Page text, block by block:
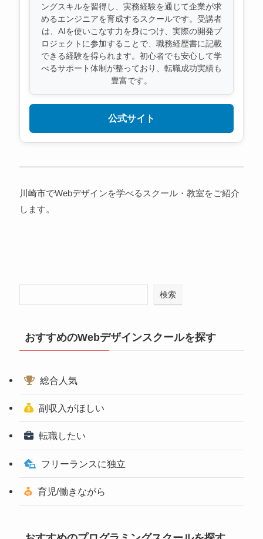
ングスキルを習得し、実務経験を通じて企業が求
めるエンジニアを育成するスクールです。受講者
は、AIを使いこなす力を身につけ、実際の開発プ
ロジェクトに参加することで、職務経歴書に記載
できる経験を得られます。初心者でも安心して学
べるサポート体制が整っており、転職成功実績も
豊富です。
公式サイト
川崎市でWebデザインを学べるスクール・教室をご紹介
します。
検索
おすすめのWebデザインスクールを探す
総合人気
副収入がほしい
転職したい
フリーランスに独立
育児/働きながら